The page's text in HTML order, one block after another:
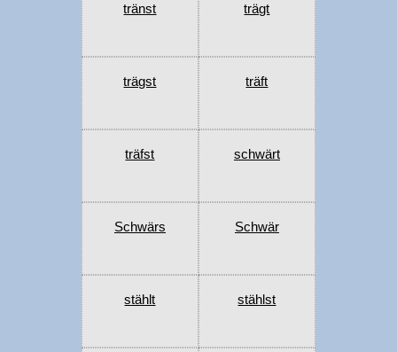
tränst trägt
trägst träft
träfst schwärt
Schwärs Schwär
stählt stählst